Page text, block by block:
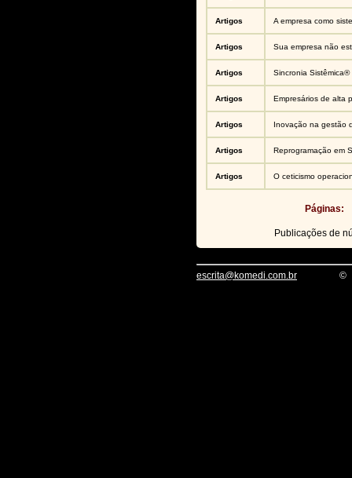
Artigos A empresa como
Artigos Sua empresa não
Artigos Sincronia Sistêmica®
Artigos Empresários de alta
Artigos Inovação na gestão
Artigos Reprogramação em
Artigos O ceticismo
Páginas:
Publicações de
escrita@komedi.com.br ©